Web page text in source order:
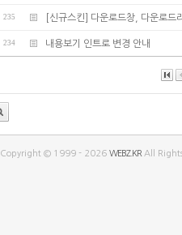
235 [신규스킨] 다운로드창, 다운로드
234 내용보기 인트로 변경 안내
Copyright © 1999 - 2026WEBZ.KR All